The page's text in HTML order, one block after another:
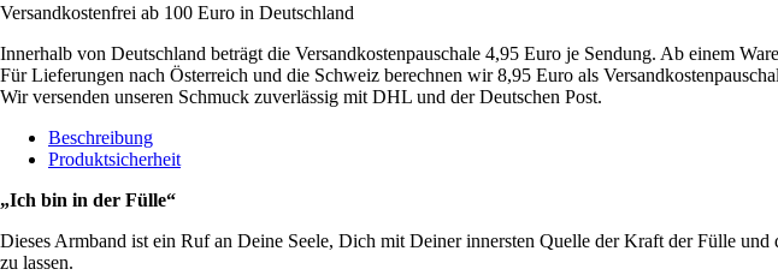
Versandkostenfrei ab 100 Euro in Deutschland
Innerhalb von Deutschland beträgt die Versandkostenpauschale 4,95 Euro je Sendung. Ab einem
Für Lieferungen nach Österreich und die Schweiz berechnen wir 8,95 Euro als
Wir versenden unseren Schmuck zuverlässig mit DHL und der Deutschen Post.
Beschreibung
Produktsicherheit
„Ich bin in der Fülle“
Dieses Armband ist ein Ruf an Deine Seele, Dich mit Deiner innersten Quelle der Kraft der Fülle
zu lassen.